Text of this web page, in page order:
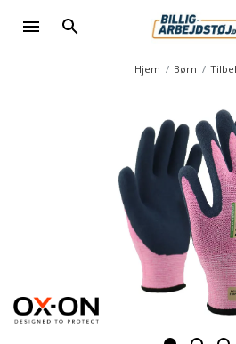
Hjem Børn